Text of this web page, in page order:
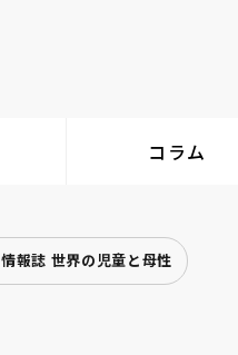
コラム
情報誌 世界の児童と母性